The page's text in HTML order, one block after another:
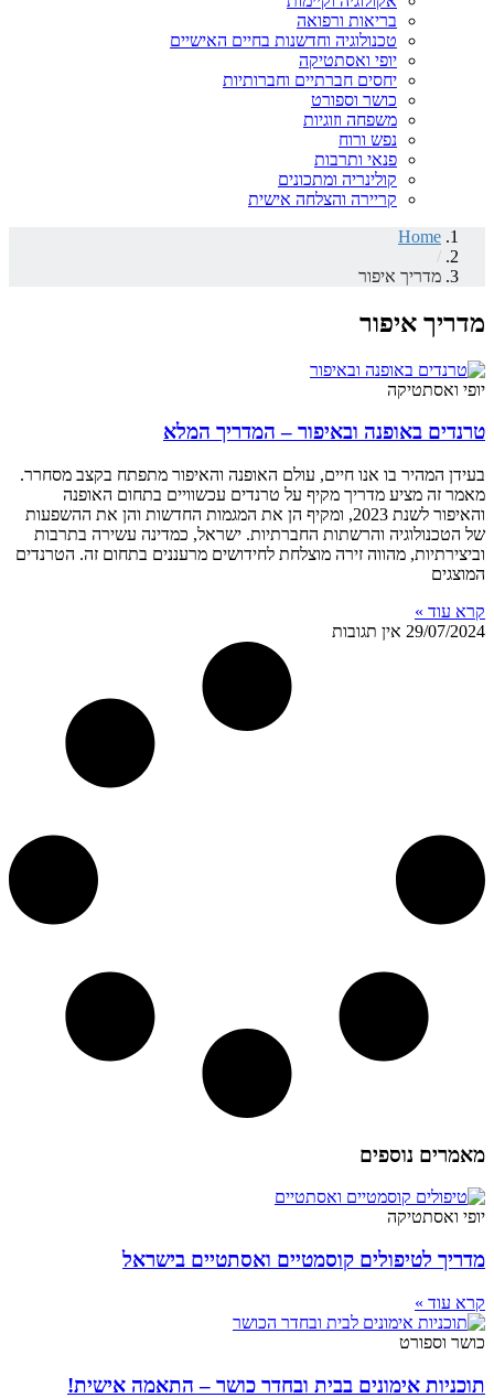
בריאות ורפואה
טכנולוגיה וחדשנות בחיים האישיים
יופי ואסתטיקה
יחסים חברתיים וחברותיות
כושר וספורט
משפחה וזוגיות
נפש ורוח
פנאי ותרבות
קולינריה ומתכונים
קריירה והצלחה אישית
Home
/
מדריך איפור
מדריך איפור
יופי ואסתטיקה
טרנדים באופנה ובאיפור – המדריך המלא
בעידן המהיר בו אנו חיים, עולם האופנה והאיפור מתפתח בקצב מסחרר.
מאמר זה מציע מדריך מקיף על טרנדים עכשוויים בתחום האופנה
והאיפור לשנת 2023, ומקיף הן את המגמות החדשות והן את ההשפעות
של הטכנולוגיה והרשתות החברתיות. ישראל, כמדינה עשירה בתרבות
וביצירתיות, מהווה זירה מוצלחת לחידושים מרעננים בתחום זה. הטרנדים
המוצגים
קרא עוד »
29/07/2024 אין תגובות
מאמרים נוספים
יופי ואסתטיקה
מדריך לטיפולים קוסמטיים ואסתטיים בישראל
קרא עוד »
כושר וספורט
תוכניות אימונים בבית ובחדר כושר – התאמה אישית!